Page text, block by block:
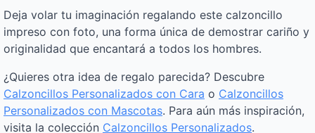
Deja volar tu imaginación regalando este calzoncillo
impreso con foto, una forma única de demostrar cariño y
originalidad que encantará a todos los hombres.
¿Quieres otra idea de regalo parecida? Descubre
Calzoncillos Personalizados con Cara o Calzoncillos
Personalizados con Mascotas. Para aún más inspiración,
visita la colección Calzoncillos Personalizados​.